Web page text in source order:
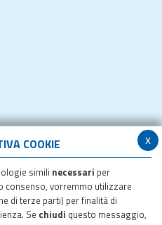
x
COOKIE
simili necessari per
consenso, vorremmo utilizzare
di terze parti) per finalità di
Se chiudi questo messaggio,